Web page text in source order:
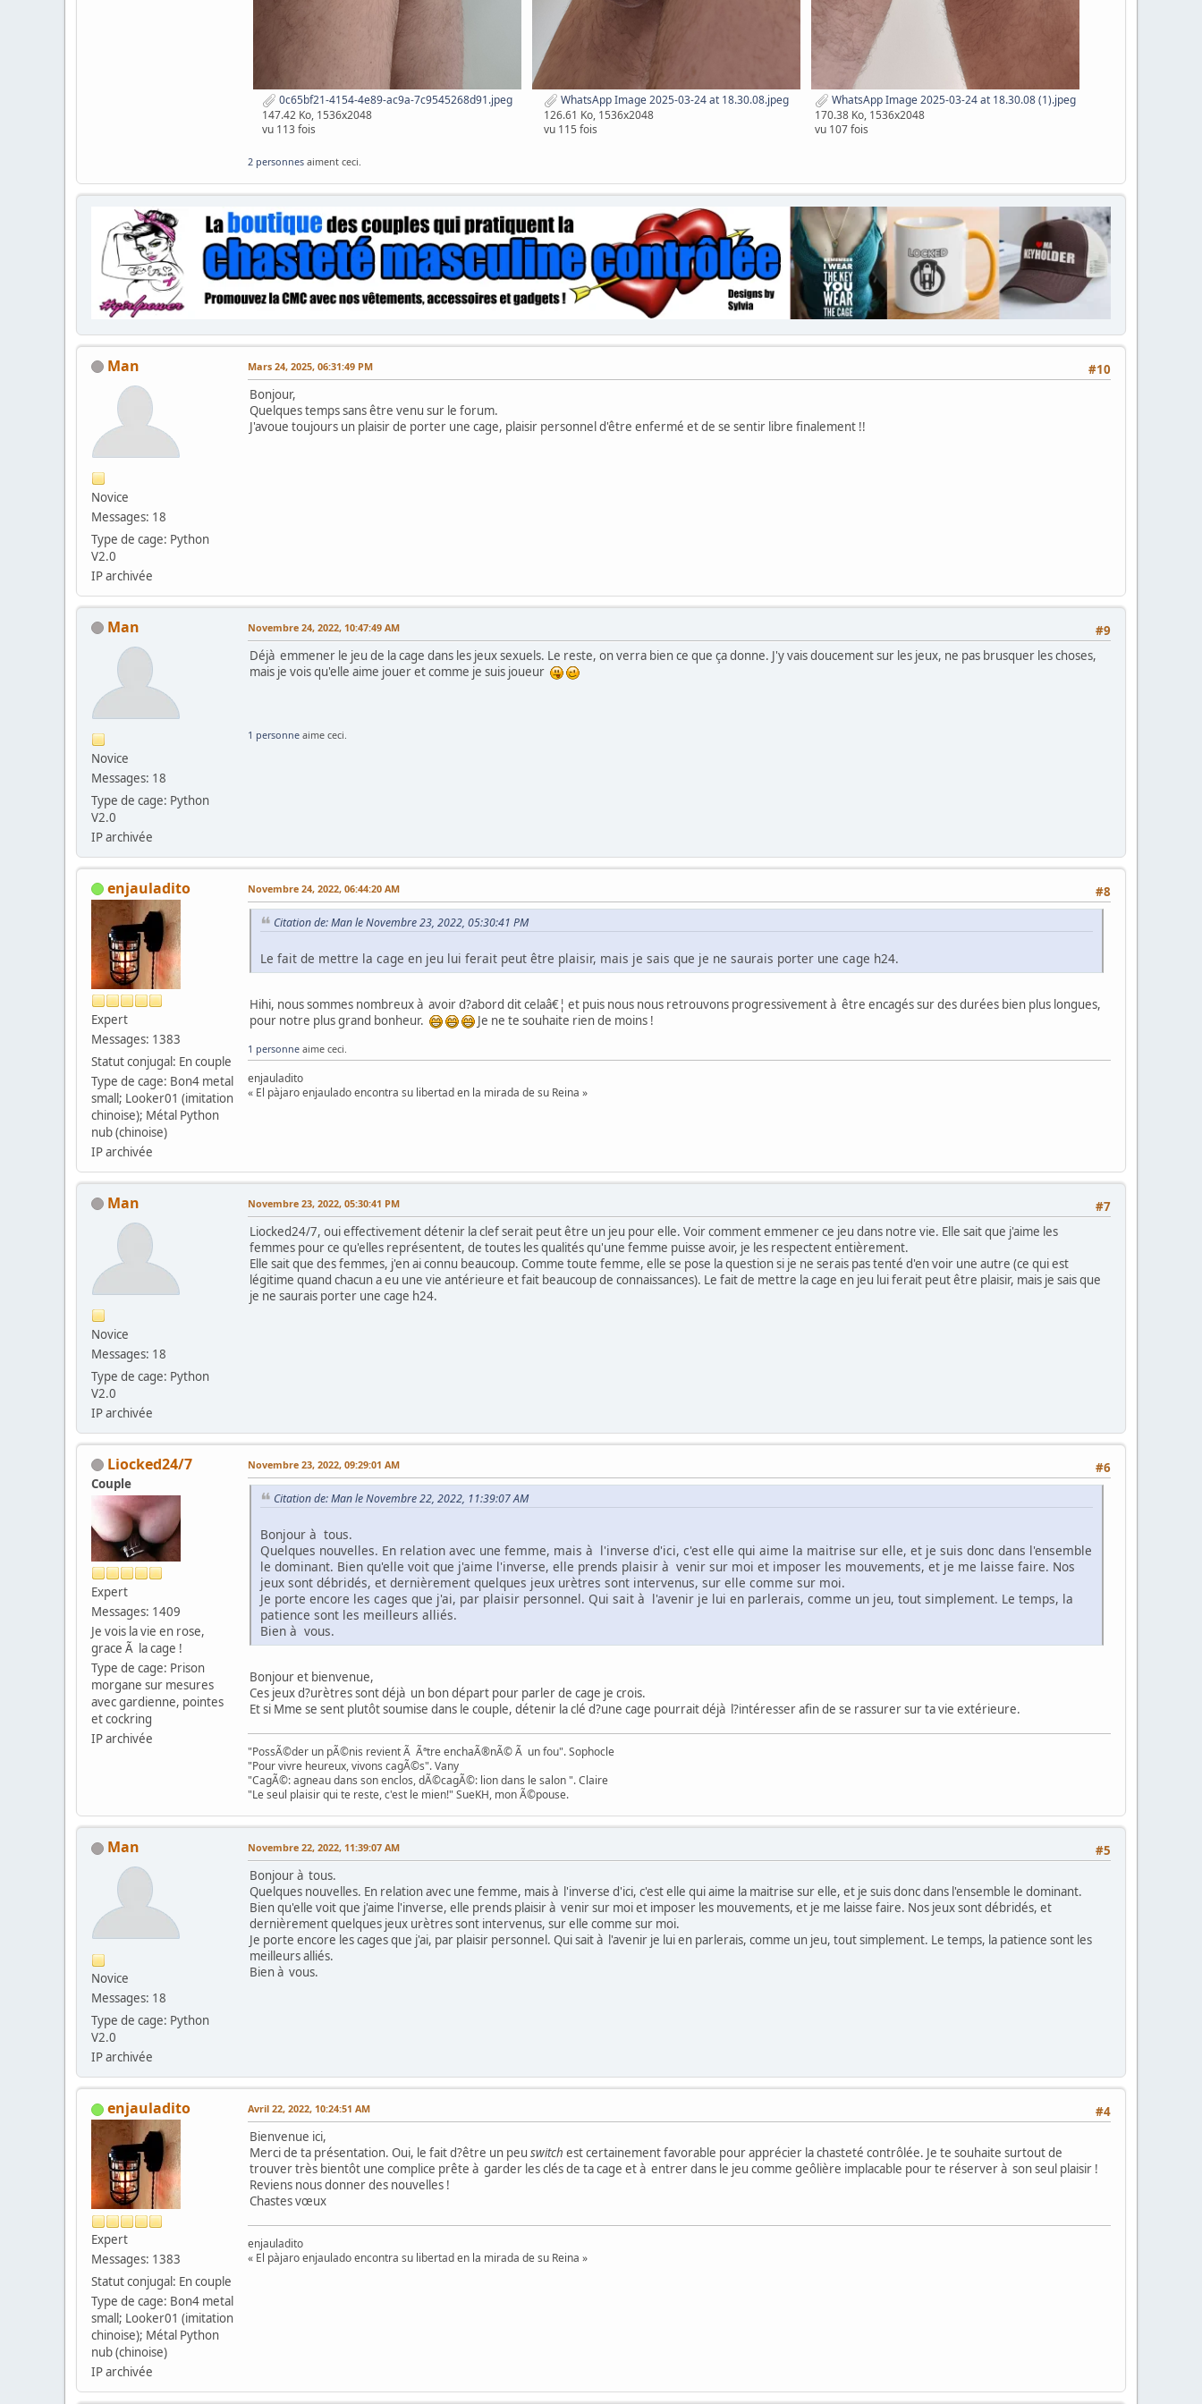
0c65bf21-4154-4e89-ac9a-7c9545268d91.jpeg
147.42 Ko, 1536x2048
vu 113 fois
WhatsApp Image 2025-03-24 at 18.30.08.jpeg
126.61 Ko, 1536x2048
vu 115 fois
WhatsApp Image 2025-03-24 at 18.30.08 (1).jpeg
170.38 Ko, 1536x2048
vu 107 fois
2 personnes aiment ceci.
Man
Novice
Messages: 18
Type de cage: Python
V2.0
IP archivée
#10
Mars 24, 2025, 06:31:49 PM
Bonjour,
Quelques temps sans être venu sur le forum.
J'avoue toujours un plaisir de porter une cage, plaisir personnel d'être enfermé et de se sentir libre finalement !!
Man
Novice
Messages: 18
Type de cage: Python
V2.0
IP archivée
#9
Novembre 24, 2022, 10:47:49 AM
Déjà emmener le jeu de la cage dans les jeux sexuels. Le reste, on verra bien ce que ça donne. J'y vais doucement sur les jeux, ne pas brusquer les choses,
mais je vois qu'elle aime jouer et comme je suis joueur
1 personne aime ceci.
enjauladito
Expert
Messages: 1383
Statut conjugal: En couple
Type de cage: Bon4 metal
small; Looker01 (imitation
chinoise); Métal Python
nub (chinoise)
IP archivée
#8
Novembre 24, 2022, 06:44:20 AM
Citation de: Man le Novembre 23, 2022, 05:30:41 PM
Le fait de mettre la cage en jeu lui ferait peut être plaisir, mais je sais que je ne saurais porter une cage h24.
Hihi, nous sommes nombreux à avoir d?abord dit celaâ€¦ et puis nous nous retrouvons progressivement à être encagés sur des durées bien plus longues,
pour notre plus grand bonheur.
Je ne te souhaite rien de moins !
1 personne aime ceci.
enjauladito
« El pàjaro enjaulado encontra su libertad en la mirada de su Reina »
Man
Novice
Messages: 18
Type de cage: Python
V2.0
IP archivée
#7
Novembre 23, 2022, 05:30:41 PM
Liocked24/7, oui effectivement détenir la clef serait peut être un jeu pour elle. Voir comment emmener ce jeu dans notre vie. Elle sait que j'aime les
femmes pour ce qu'elles représentent, de toutes les qualités qu'une femme puisse avoir, je les respectent entièrement.
Elle sait que des femmes, j'en ai connu beaucoup. Comme toute femme, elle se pose la question si je ne serais pas tenté d'en voir une autre (ce qui est
légitime quand chacun a eu une vie antérieure et fait beaucoup de connaissances). Le fait de mettre la cage en jeu lui ferait peut être plaisir, mais je sais que
je ne saurais porter une cage h24.
Liocked24/7
Couple
Expert
Messages: 1409
Je vois la vie en rose,
grace Ã la cage !
Type de cage: Prison
morgane sur mesures
avec gardienne, pointes
et cockring
IP archivée
#6
Novembre 23, 2022, 09:29:01 AM
Citation de: Man le Novembre 22, 2022, 11:39:07 AM
Bonjour à tous.
Quelques nouvelles. En relation avec une femme, mais à l'inverse d'ici, c'est elle qui aime la maitrise sur elle, et je suis donc dans l'ensemble
le dominant. Bien qu'elle voit que j'aime l'inverse, elle prends plaisir à venir sur moi et imposer les mouvements, et je me laisse faire. Nos
jeux sont débridés, et dernièrement quelques jeux urètres sont intervenus, sur elle comme sur moi.
Je porte encore les cages que j'ai, par plaisir personnel. Qui sait à l'avenir je lui en parlerais, comme un jeu, tout simplement. Le temps, la
patience sont les meilleurs alliés.
Bien à vous.
Bonjour et bienvenue,
Ces jeux d?urètres sont déjà un bon départ pour parler de cage je crois.
Et si Mme se sent plutôt soumise dans le couple, détenir la clé d?une cage pourrait déjà l?intéresser afin de se rassurer sur ta vie extérieure.
"PossÃ©der un pÃ©nis revient Ã Ãªtre enchaÃ®nÃ© Ã un fou". Sophocle
"Pour vivre heureux, vivons cagÃ©s". Vany
"CagÃ©: agneau dans son enclos, dÃ©cagÃ©: lion dans le salon ". Claire
"Le seul plaisir qui te reste, c'est le mien!" SueKH, mon Ã©pouse.
Man
Novice
Messages: 18
Type de cage: Python
V2.0
IP archivée
#5
Novembre 22, 2022, 11:39:07 AM
Bonjour à tous.
Quelques nouvelles. En relation avec une femme, mais à l'inverse d'ici, c'est elle qui aime la maitrise sur elle, et je suis donc dans l'ensemble le dominant.
Bien qu'elle voit que j'aime l'inverse, elle prends plaisir à venir sur moi et imposer les mouvements, et je me laisse faire. Nos jeux sont débridés, et
dernièrement quelques jeux urètres sont intervenus, sur elle comme sur moi.
Je porte encore les cages que j'ai, par plaisir personnel. Qui sait à l'avenir je lui en parlerais, comme un jeu, tout simplement. Le temps, la patience sont les
meilleurs alliés.
Bien à vous.
enjauladito
Expert
Messages: 1383
Statut conjugal: En couple
Type de cage: Bon4 metal
small; Looker01 (imitation
chinoise); Métal Python
nub (chinoise)
IP archivée
#4
Avril 22, 2022, 10:24:51 AM
Bienvenue ici,
Merci de ta présentation. Oui, le fait d?être un peu switch est certainement favorable pour apprécier la chasteté contrôlée. Je te souhaite surtout de
trouver très bientôt une complice prête à garder les clés de ta cage et à entrer dans le jeu comme geôlière implacable pour te réserver à son seul plaisir !
Reviens nous donner des nouvelles !
Chastes vœux
enjauladito
« El pàjaro enjaulado encontra su libertad en la mirada de su Reina »